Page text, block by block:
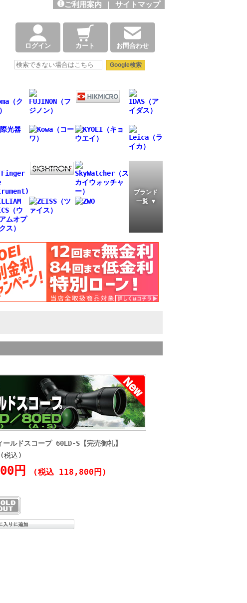
ご利用案内 | サイトマップ
ログイン カート お問合わせ
ブランド
一覧 ▼
ルドスコープ 60ED-S【完売御礼】
税込)
円 (税込 118,800円)